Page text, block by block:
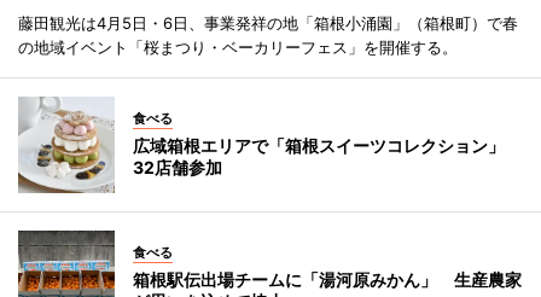
藤田観光は4月5日・6日、事業発祥の地「箱根小涌園」（箱根町）で春
の地域イベント「桜まつり・ベーカリーフェス」を開催する。
食べる
広域箱根エリアで「箱根スイーツコレクション」
32店舗参加
食べる
箱根駅伝出場チームに「湯河原みかん」 生産農家